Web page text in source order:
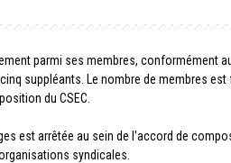
parmi ses membres, conformément
suppléants. Le nombre de membres
du CSEC.
est arrêtée au sein de l'accord de
syndicales.